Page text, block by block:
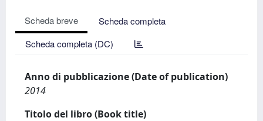
Scheda breve
Scheda completa
Scheda completa (DC)
Anno di pubblicazione (Date of publication)
2014
Titolo del libro (Book title)